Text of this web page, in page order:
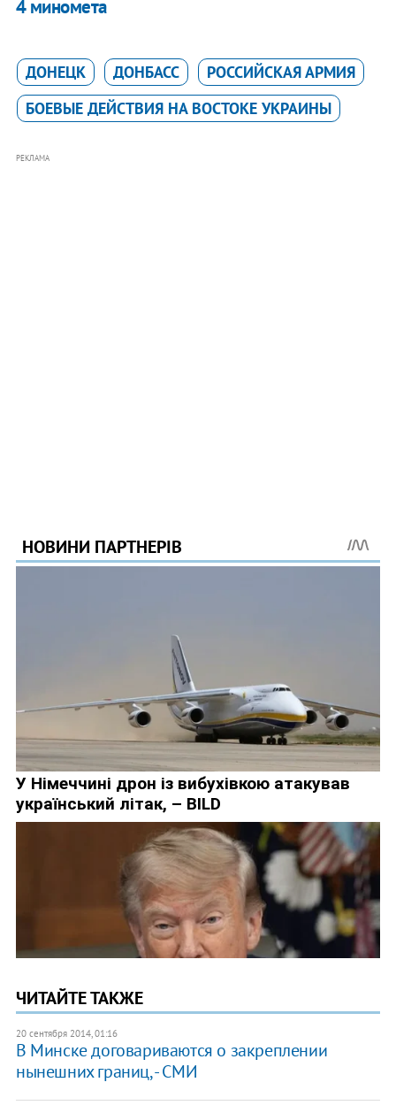
4 миномета
ДОНЕЦК ДОНБАСС
РОССИЙСКАЯ АРМИЯ
БОЕВЫЕ ДЕЙСТВИЯ НА ВОСТОКЕ УКРАИНЫ
РЕКЛАМА
ЧИТАЙТЕ ТАКЖЕ
20 сентября 2014, 01:16
В Минске договариваются о закреплении
нынешних границ, - СМИ